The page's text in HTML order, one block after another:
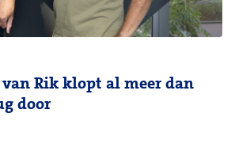
Rik klopt al meer dan
door